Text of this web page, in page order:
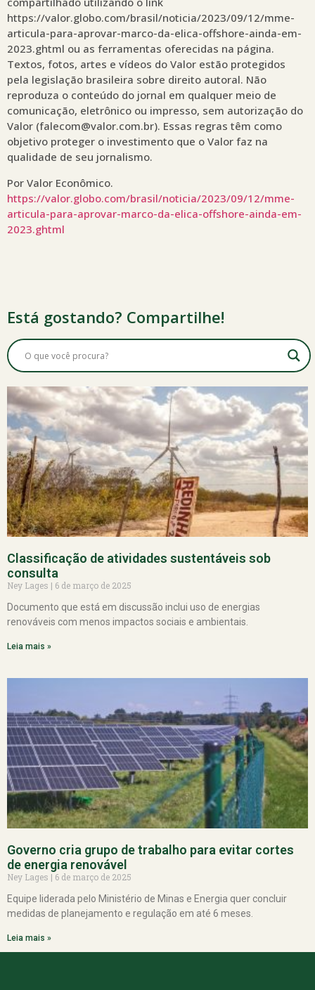
https://valor.globo.com/brasil/noticia/2023/09/12/mme-
articula-para-aprovar-marco-da-elica-offshore-ainda-em-
2023.ghtml ou as ferramentas oferecidas na página.
Textos, fotos, artes e vídeos do Valor estão protegidos
pela legislação brasileira sobre direito autoral. Não
reproduza o conteúdo do jornal em qualquer meio de
comunicação, eletrônico ou impresso, sem autorização do
Valor (falecom@valor.com.br). Essas regras têm como
objetivo proteger o investimento que o Valor faz na
qualidade de seu jornalismo.
Por Valor Econômico.
https://valor.globo.com/brasil/noticia/2023/09/12/mme-
articula-para-aprovar-marco-da-elica-offshore-ainda-em-
2023.ghtml
Está gostando? Compartilhe!
Classificação de atividades sustentáveis sob
consulta
Ney Lages
6 de março de 2025
Documento que está em discussão inclui uso de energias
renováveis com menos impactos sociais e ambientais.
Leia mais »
Governo cria grupo de trabalho para evitar cortes
de energia renovável
Ney Lages
6 de março de 2025
Equipe liderada pelo Ministério de Minas e Energia quer concluir
medidas de planejamento e regulação em até 6 meses.
Leia mais »